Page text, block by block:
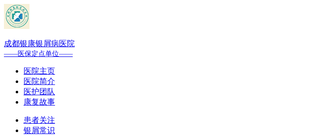
成都银康银屑病医院
——医保定点单位——
医院主页
医院简介
医护团队
康复故事
患者关注
银屑常识